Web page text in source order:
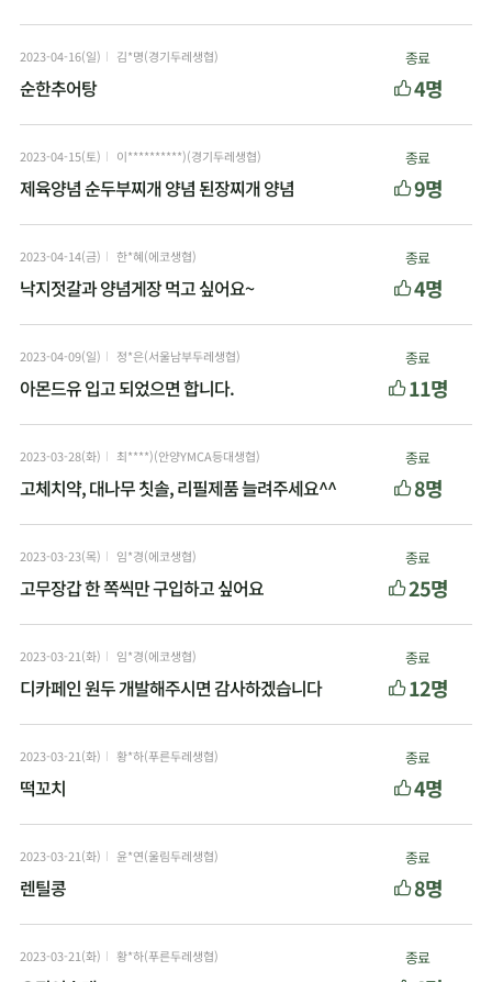
2023-04-16(일) 김*명(경기두레생협)
순한추어탕
종료
4명
2023-04-15(토) 이**********)(경기두레생협)
제육양념 순두부찌개 양념 된장찌개 양념
종료
9명
2023-04-14(금) 한*혜(에코생협)
낙지젓갈과 양념게장 먹고 싶어요~
종료
4명
2023-04-09(일) 정*은(서울남부두레생협)
아몬드유 입고 되었으면 합니다.
종료
11명
2023-03-28(화) 최****)(안양YMCA등대생협)
고체치약, 대나무 칫솔, 리필제품 늘려주세요^^
종료
8명
2023-03-23(목) 임*경(에코생협)
고무장갑 한 쪽씩만 구입하고 싶어요
종료
25명
2023-03-21(화) 임*경(에코생협)
디카페인 원두 개발해주시면 감사하겠습니다
종료
12명
2023-03-21(화) 황*하(푸른두레생협)
떡꼬치
종료
4명
2023-03-21(화) 윤*연(울림두레생협)
렌틸콩
종료
8명
2023-03-21(화) 황*하(푸른두레생협) 종료